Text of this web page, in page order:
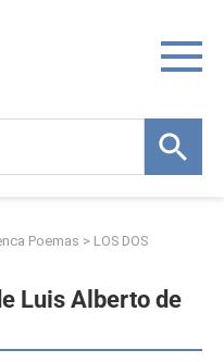
Poemas > LOS DOS
Luis Alberto de